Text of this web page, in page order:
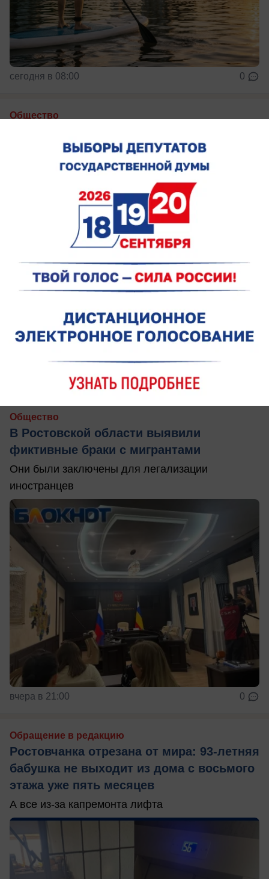
сегодня в 08:00 0
Общество
Ростове-на-Дону 7 августа
О погоде на пятницу
сегодня в 07:00
Общество
В Ростовской области выявили
фиктивные браки с мигрантами
Они были заключены для легализации
иностранцев
вчера в 21:00 0
Обращение в редакцию
Ростовчанка отрезана от мира: 93-летняя
бабушка не выходит из дома с восьмого
этажа уже пять месяцев
А все из-за капремонта лифта